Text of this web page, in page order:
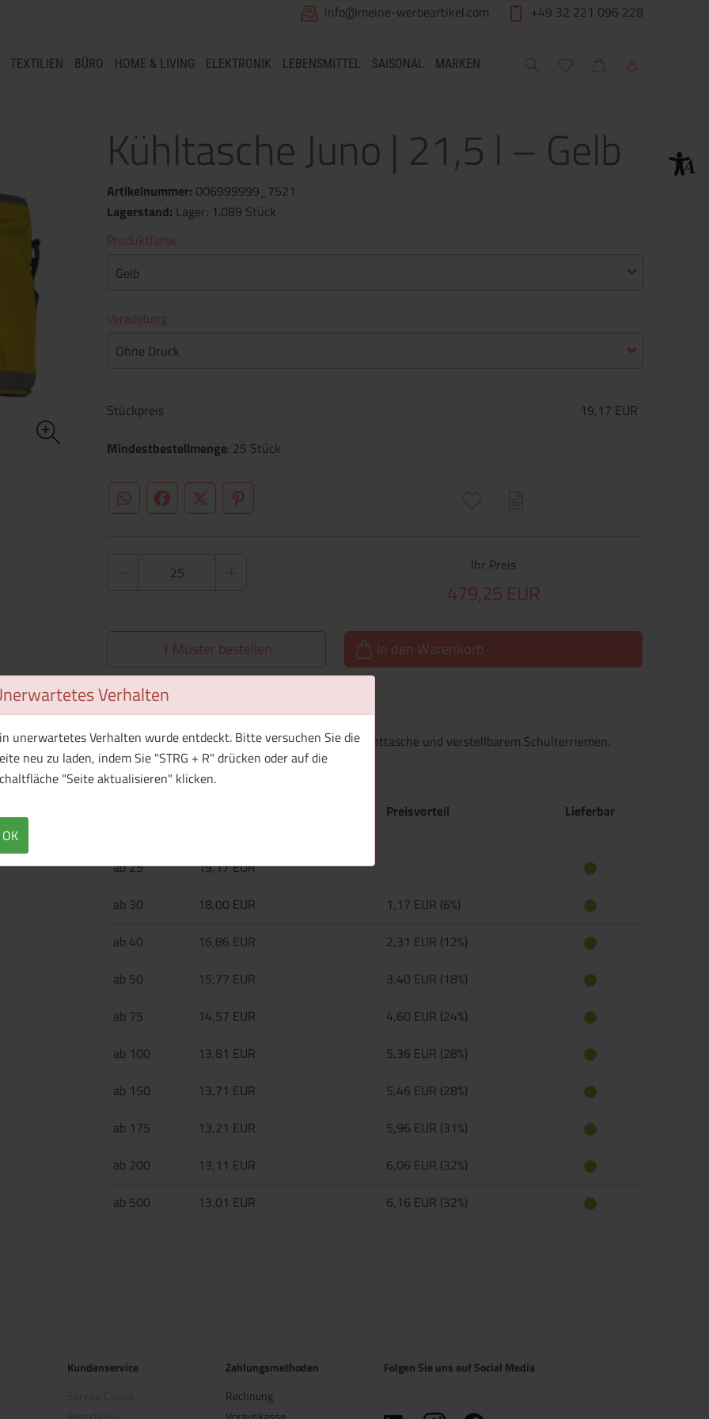
Verhalten
unerwartetes Verhalten wurde entdeckt. Bitte versuchen Sie die
neu zu laden, indem Sie "STRG + R" drücken oder auf die
"Seite aktualisieren" klicken.
OK
info@meine-werbeartikel.com +49 32 221 096 228
TEXTILIEN BÜRO HOME & LIVING ELEKTRONIK LEBENSMITTEL SAISONAL MARKEN Suche Meine Wunschliste
WarenkorbMein Account
Kühltasche Juno | 21,5 l – Gelb
Artikelnummer: 006999999_7521
Lagerstand: Lager: 1.089 Stück
Produktfarbe
Gelb
Veredelung
Ohne Druck
Stückpreis
19,17 EUR
Mindestbestellmenge: 25 Stück
WhatsApp (#[creator\plugin\share\core\structs\SocialSharingServiceSettings]:only_chrome#)
FacebookTwitter (#[creator\plugin\share\core\structs\SocialSharingServiceSettings]:formaly_twitter#)
Pinterest
Ihr Preis
479,25 EUR
1 Muster bestellen In den Warenkorb
Überblick
Kühltasche, 21,5 l, mit isoliertem Innenraum, Fronttasche und verstellbarem Schulterriemen.
Preisvorteil Lieferbar
ab 25
19,17 EUR
ab 30
18,00 EUR
1,17 EUR (6%)
ab 40
16,86 EUR
2,31 EUR (12%)
ab 50
15,77 EUR
3,40 EUR (18%)
ab 75
14,57 EUR
4,60 EUR (24%)
ab 100
13,81 EUR
5,36 EUR (28%)
ab 150
13,71 EUR
5,46 EUR (28%)
ab 175
13,21 EUR
5,96 EUR (31%)
ab 200
13,11 EUR
6,06 EUR (32%)
ab 500
13,01 EUR 6,16 EUR (32%)
Kundenservice
Zahlungsmethoden
Rechnung
Folgen Sie uns auf Social Media